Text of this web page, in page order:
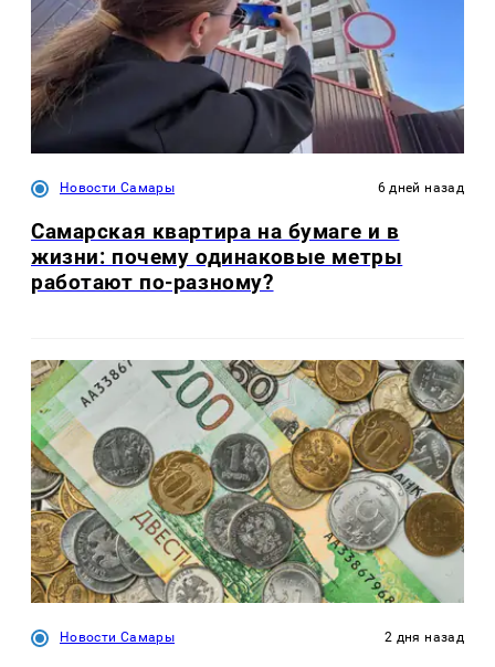
Новости Самары 6 дней назад
Самарская квартира на бумаге и в
жизни: почему одинаковые метры
работают по-разному?
Новости Самары 2 дня назад